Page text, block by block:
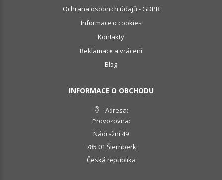
Ochrana osobních údajů - GDPR
Informace o cookies
Kontakty
Reklamace a vrácení
Blog
INFORMACE O OBCHODU
Adresa:
Provozovna:
Nádražní 49
785 01 Šternberk
Česká republika